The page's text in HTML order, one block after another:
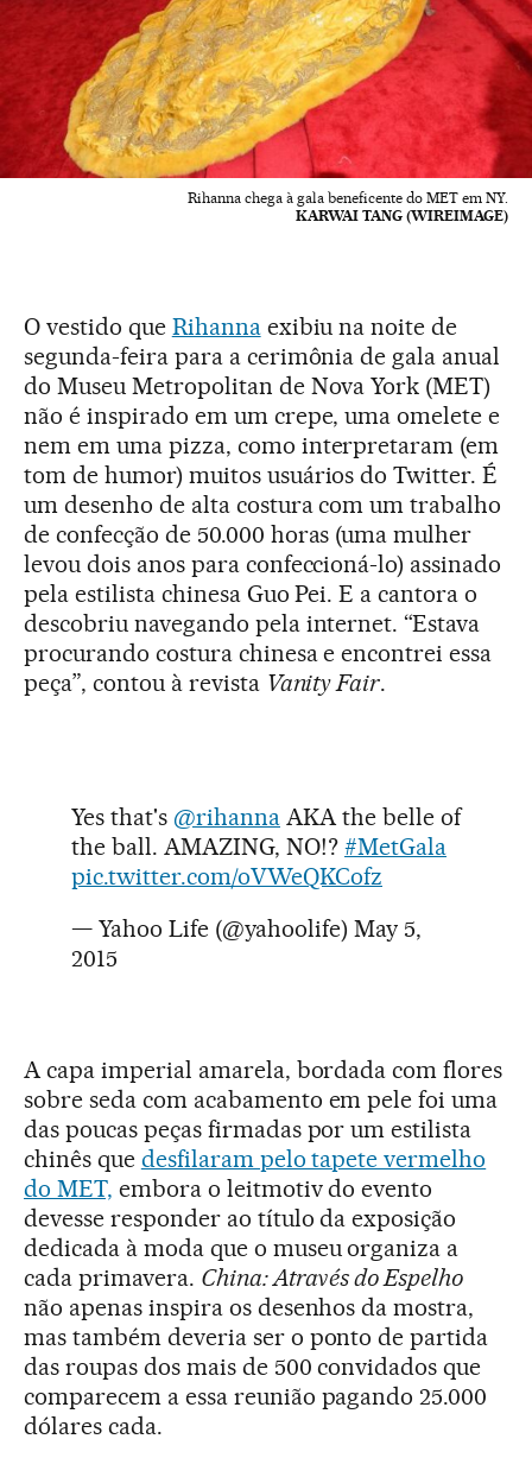
Rihanna chega à gala beneficente do MET em NY.
KARWAI TANG (WIREIMAGE)
O vestido que Rihannaexibiu na noite de
segunda-feira para a cerimônia de gala anual
do Museu Metropolitan de Nova York (MET)
não é inspirado em um crepe, uma omelete e
nem em uma pizza, como interpretaram (em
tom de humor) muitos usuários do Twitter. É
um desenho de alta costura com um trabalho
de confecção de 50.000 horas (uma mulher
levou dois anos para confeccioná-lo) assinado
pela estilista chinesa Guo Pei. E a cantora o
descobriu navegando pela internet. “Estava
procurando costura chinesa e encontrei essa
peça”, contou à revista Vanity Fair.
Yes that's @rihanna AKA the belle of
the ball. AMAZING, NO!? #MetGala
pic.twitter.com/oVWeQKCofz
— Yahoo Life (@yahoolife) May 5,
2015
A capa imperial amarela, bordada com flores
sobre seda com acabamento em pele foi uma
das poucas peças firmadas por um estilista
chinês que desfilaram pelo tapete vermelho
do MET, embora o leitmotiv do evento
devesse responder ao título da exposição
dedicada à moda que o museu organiza a
cada primavera. China: Através do Espelho
não apenas inspira os desenhos da mostra,
mas também deveria ser o ponto de partida
das roupas dos mais de 500 convidados que
comparecem a essa reunião pagando 25.000
dólares cada.